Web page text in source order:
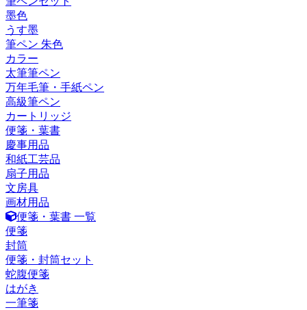
墨色
うす墨
筆ペン 朱色
カラー
太筆筆ペン
万年毛筆・手紙ペン
高級筆ペン
カートリッジ
便箋・葉書
慶事用品
和紙工芸品
扇子用品
文房具
画材用品
便箋・葉書 一覧
便箋
封筒
便箋・封筒セット
蛇腹便箋
はがき
一筆箋